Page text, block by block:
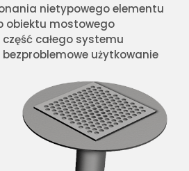
nietypowego elementu
obiektu mostowego
część całego systemu
użytkowanie